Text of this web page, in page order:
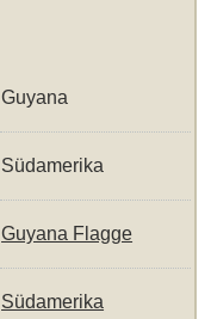
Guyana
Südamerika
Guyana Flagge
Südamerika